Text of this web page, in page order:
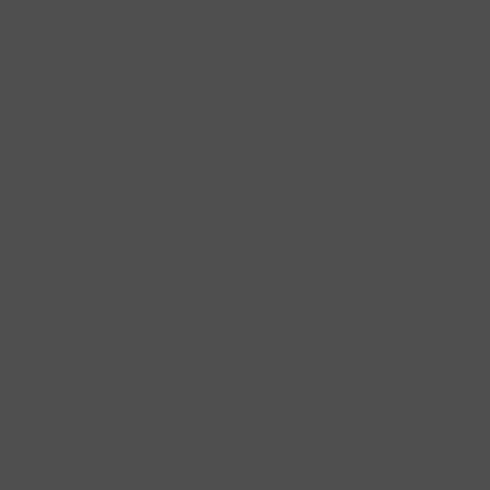
آسیب جدی به دستگاه شود. از شارژر یا کابلی که